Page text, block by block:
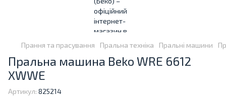
Прання та прасування Пральна техніка Пральні машини
Пральна машина Beko WRE 6612
XWWE
Артикул: 825214